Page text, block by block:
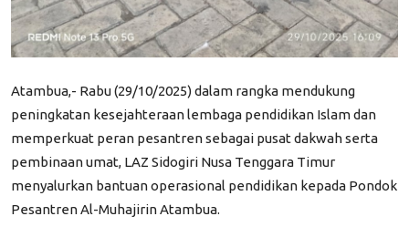
Atambua,- Rabu (29/10/2025) dalam rangka mendukung
peningkatan kesejahteraan lembaga pendidikan Islam dan
memperkuat peran pesantren sebagai pusat dakwah serta
pembinaan umat, LAZ Sidogiri Nusa Tenggara Timur
menyalurkan bantuan operasional pendidikan kepada Pondok
Pesantren Al-Muhajirin Atambua.